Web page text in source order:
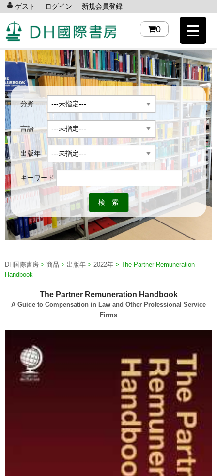
ゲスト ログイン 新規会員登録
0
分野
言語
出版年
キーワード
DH国際書房 > 商品 > 出版年 > 2022年 > The Partner Remuneration
Handbook
The Partner Remuneration Handbook
A Guide to Compensation in Law and Other Professional Service
Firms